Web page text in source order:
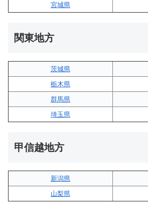
宮城県
関東地方
茨城県
栃木県
群馬県
埼玉県
甲信越地方
新潟県
山梨県